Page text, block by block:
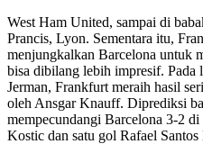
West Ham United, sampai di
Prancis, Lyon. Sementara itu,
menjungkalkan Barcelona untuk
bisa dibilang lebih impresif. Pada
Jerman, Frankfurt meraih hasil
oleh Ansgar Knauff. Diprediksi
mempecundangi Barcelona 3-2
Kostic dan satu gol Rafael Santos